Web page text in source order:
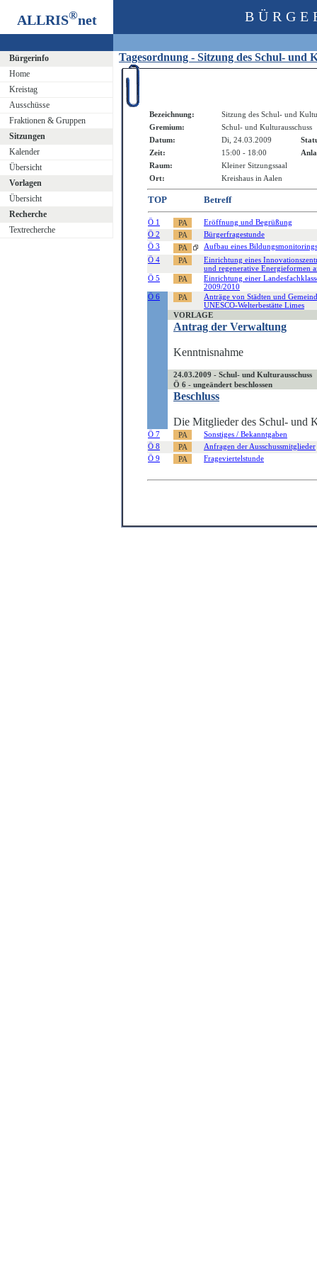
ALLRIS®net
Bürgerinfo
Home
Kreistag
Ausschüsse
Fraktionen & Gruppen
Sitzungen
Kalender
Übersicht
Vorlagen
Übersicht
Recherche
Textrecherche
Tagesordnung - Sitzung des Schul- und
Bezeichnung:
Sitzung des Schul- und
Gremium:
Schul- und Kulturausschuss
Datum:
Di, 24.03.2009
Zeit:
15:00 - 18:00
Raum:
Kleiner Sitzungssaal
Ort:
Kreishaus in Aalen
TOP Betreff
Ö 1
Eröffnung und Begrüßung
Ö 2
Bürgerfragestunde
Ö 3
Aufbau eines
Ö 4
Einrichtung eines
und regenerative Energieformen
Ö 5
Einrichtung einer
2009/2010
Ö 6
Anträge von Städten und
UNESCO-Welterbestätte Limes
VORLAGE
Antrag der Verwaltung
Kenntnisnahme
24.03.2009 - Schul- und Kulturausschuss
Ö 6 - ungeändert beschlossen
Beschluss
Die Mitglieder des Schul- und
Ö 7
Sonstiges / Bekanntgaben
Ö 8
Anfragen der Ausschussmitglieder
Ö 9
Frageviertelstunde